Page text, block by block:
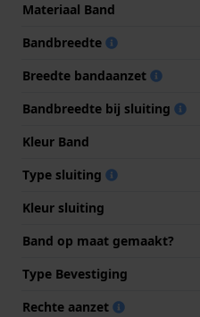
Materiaal Band
Bandbreedte
Breedte bandaanzet
Bandbreedte bij sluiting
Kleur Band
Type sluiting
Kleur sluiting
Band op maat gemaakt?
Type Bevestiging
Rechte aanzet